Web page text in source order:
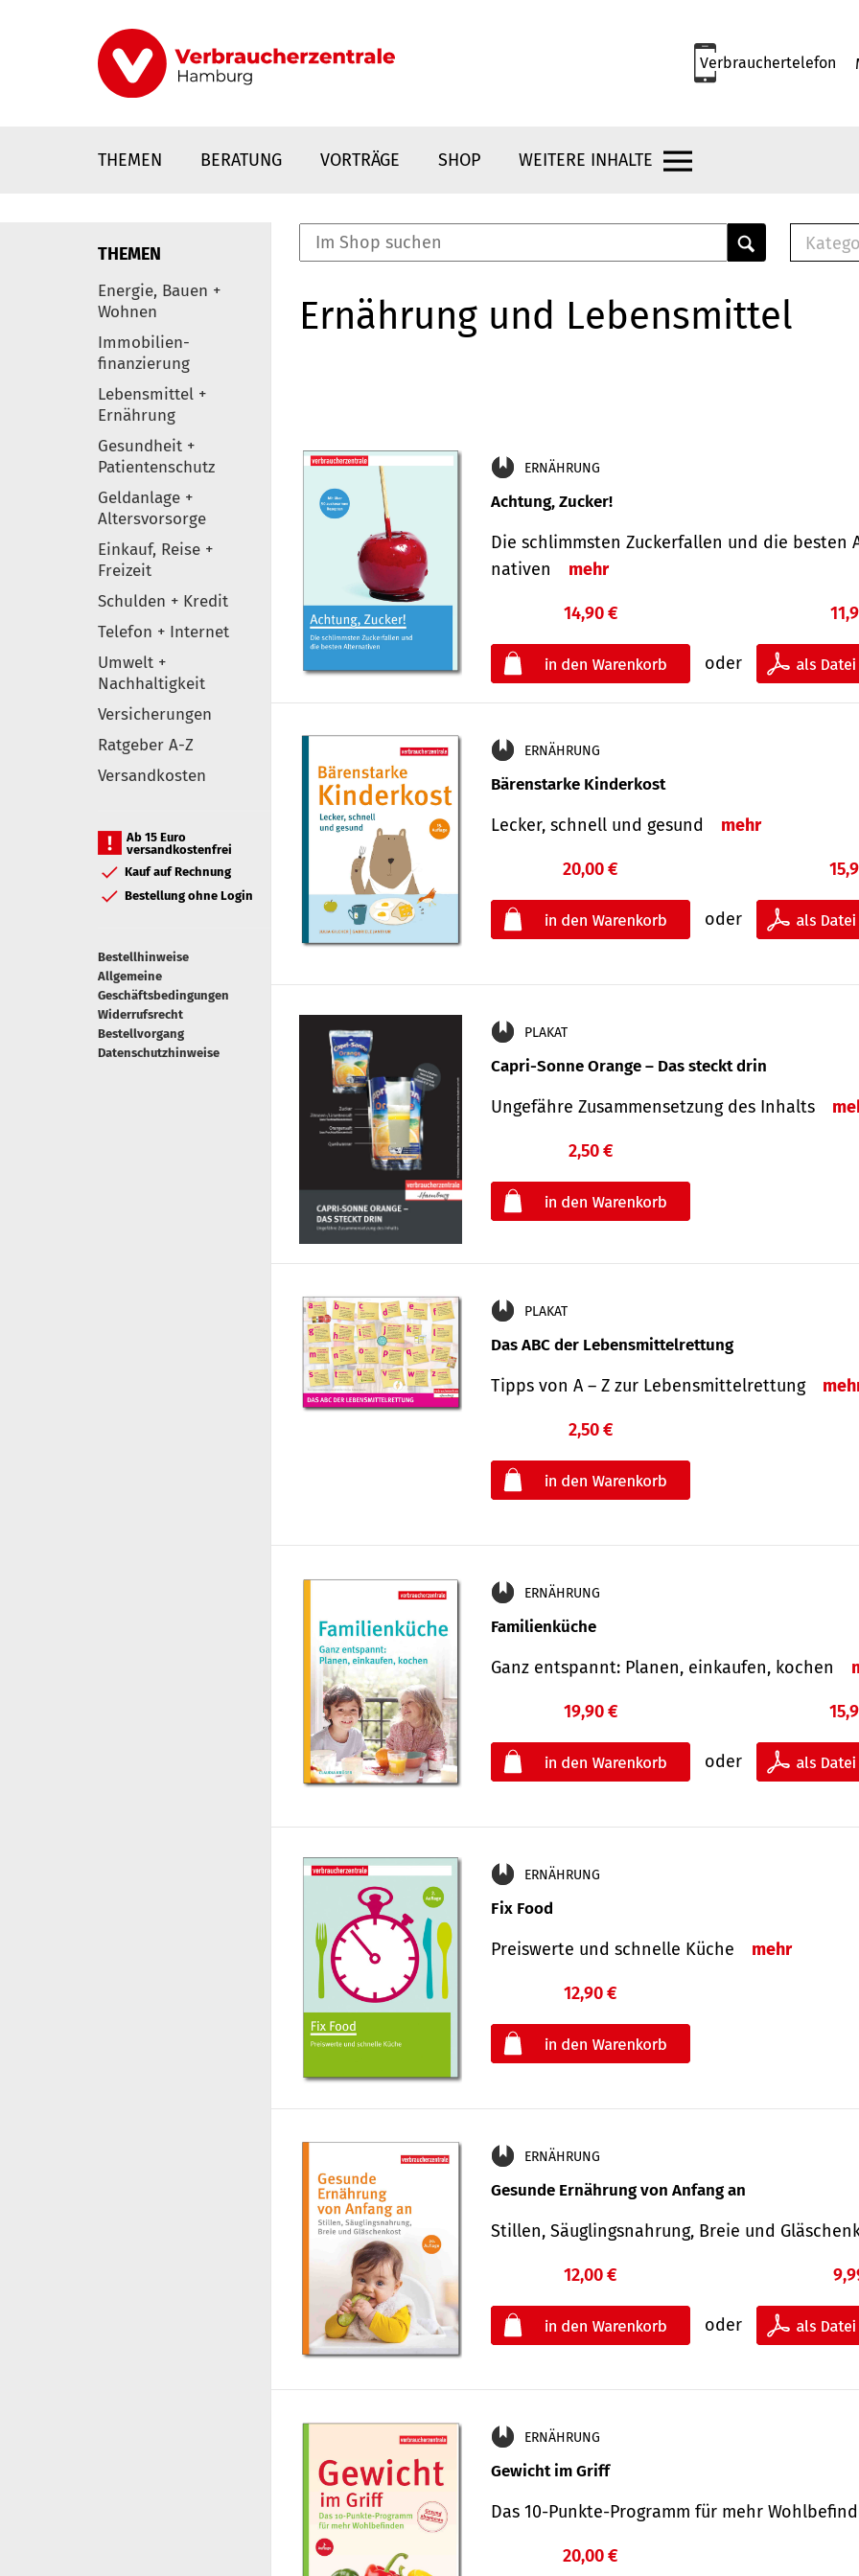
Verbrauchertelefon
THEMEN BERATUNG VORTRÄGE SHOP WEITERE INHALTE
Elemente
THEMEN
Energie, Bauen +
Wohnen
Immobilien-
finanzierung
Lebensmittel +
Ernährung
Gesundheit +
Patientenschutz
Geldanlage +
Altersvorsorge
Einkauf, Reise +
Freizeit
Schulden + Kredit
Telefon + Internet
Umwelt +
Nachhaltigkeit
Versicherungen
Ratgeber A-Z
Versandkosten
Ab 15 Euro
versandkostenfrei
Kauf auf Rechnung
Bestellung ohne Login
Bestellhinweise
Allgemeine
Geschäftsbedingungen
Widerrufsrecht
Bestellvorgang
Datenschutzhinweise
Ernährung und Lebensmittel
ERNÄHRUNG
Achtung, Zucker!
Die schlimmsten Zucker­fallen und die besten
nativen
mehr
14,90 €
oder
ERNÄHRUNG
Bärenstarke Kinderkost
Lecker, schnell und gesund mehr
20,00 €
oder
PLAKAT
Capri-Sonne Orange – Das steckt drin
Ungefähre Zu­sammen­setzung des Inhalts
2,50 €
PLAKAT
Das ABC der Lebensmittelrettung
Tipps von A – Z zur Lebensmittelrettung
2,50 €
ERNÄHRUNG
Familienküche
Ganz entspannt: Planen, einkaufen, kochen
19,90 €
oder
ERNÄHRUNG
Fix Food
Preiswerte und schnelle Küche mehr
12,90 €
ERNÄHRUNG
Gesunde Ernährung von Anfang an
Stillen, Säuglingsnahrung, Breie und
12,00 €
oder
ERNÄHRUNG
Gewicht im Griff
Das 10-Punkte-Programm für mehr
20,00 €